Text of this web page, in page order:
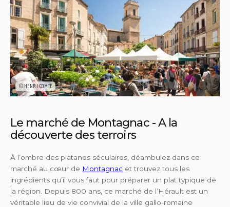
©HENRI COMTE
Le marché de Montagnac - A la
découverte des terroirs
À l’ombre des platanes séculaires, déambulez dans ce
marché au cœur de Montagnac et trouvez tous les
ingrédients qu’il vous faut pour préparer un plat typique de
la région. Depuis 800 ans, ce marché de l’Hérault est un
véritable lieu de vie convivial de la ville gallo-romaine